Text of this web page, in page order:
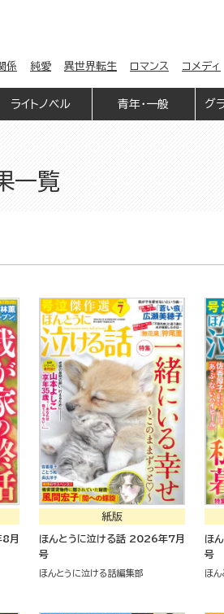
係 純愛 異世界転生 ロマンス コメディ
ライトノベル 青年・一般 グ
一覧
紙版
ほんとうに泣ける話 2026年7月
号
ほんとうに泣ける話編集部
ほ
号
ほん